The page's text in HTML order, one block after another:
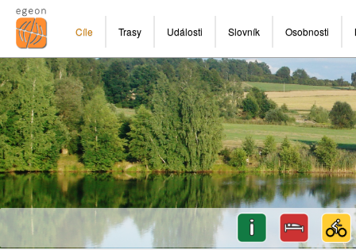
Cíle Trasy Události Slovník Osobnosti